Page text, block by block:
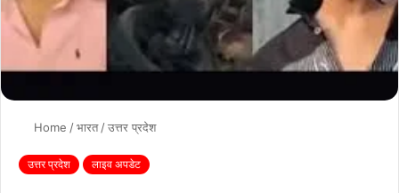
Home /भारत /उत्तर प्रदेश
उत्तर प्रदेश लाइव अपडेट